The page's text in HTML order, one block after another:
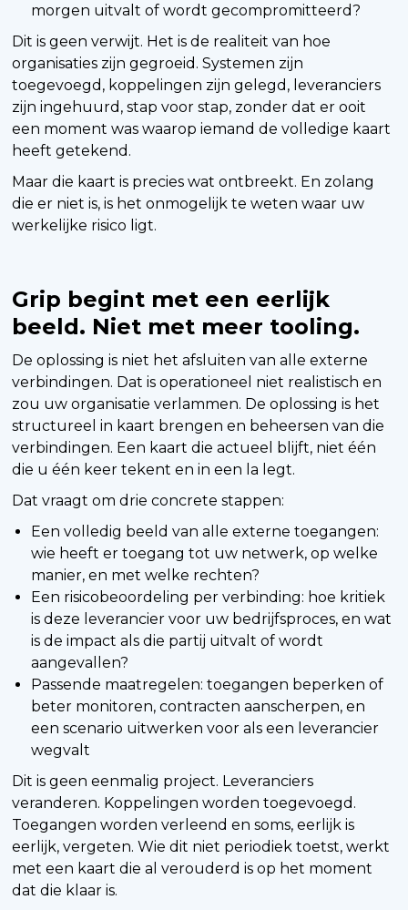
morgen uitvalt of wordt gecompromitteerd?
Dit is geen verwijt. Het is de realiteit van hoe
organisaties zijn gegroeid. Systemen zijn
toegevoegd, koppelingen zijn gelegd, leveranciers
zijn ingehuurd, stap voor stap, zonder dat er ooit
een moment was waarop iemand de volledige kaart
heeft getekend.
Maar die kaart is precies wat ontbreekt. En zolang
die er niet is, is het onmogelijk te weten waar uw
werkelijke risico ligt.
Grip begint met een eerlijk
beeld. Niet met meer tooling.
De oplossing is niet het afsluiten van alle externe
verbindingen. Dat is operationeel niet realistisch en
zou uw organisatie verlammen. De oplossing is het
structureel in kaart brengen en beheersen van die
verbindingen. Een kaart die actueel blijft, niet één
die u één keer tekent en in een la legt.
Dat vraagt om drie concrete stappen:
Een volledig beeld van alle externe toegangen:
wie heeft er toegang tot uw netwerk, op welke
manier, en met welke rechten?
Een risicobeoordeling per verbinding: hoe kritiek
is deze leverancier voor uw bedrijfsproces, en wat
is de impact als die partij uitvalt of wordt
aangevallen?
Passende maatregelen: toegangen beperken of
beter monitoren, contracten aanscherpen, en
een scenario uitwerken voor als een leverancier
wegvalt
Dit is geen eenmalig project. Leveranciers
veranderen. Koppelingen worden toegevoegd.
Toegangen worden verleend en soms, eerlijk is
eerlijk, vergeten. Wie dit niet periodiek toetst, werkt
met een kaart die al verouderd is op het moment
dat die klaar is.